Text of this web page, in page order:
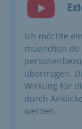
Ich möchte
übertragen.
Wirkung für
durch
werden.